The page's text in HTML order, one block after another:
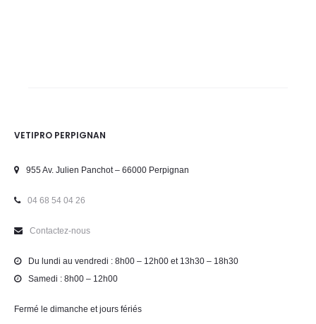
VETIPRO PERPIGNAN
955 Av. Julien Panchot – 66000 Perpignan
04 68 54 04 26
Contactez-nous
Du lundi au vendredi : 8h00 – 12h00 et 13h30 – 18h30
Samedi : 8h00 – 12h00
Fermé le dimanche et jours fériés